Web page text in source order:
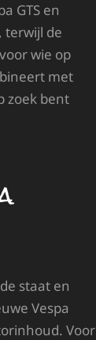
GTS en
terwijl de
wie op
met
zoek bent
staat en
Vespa
Voor